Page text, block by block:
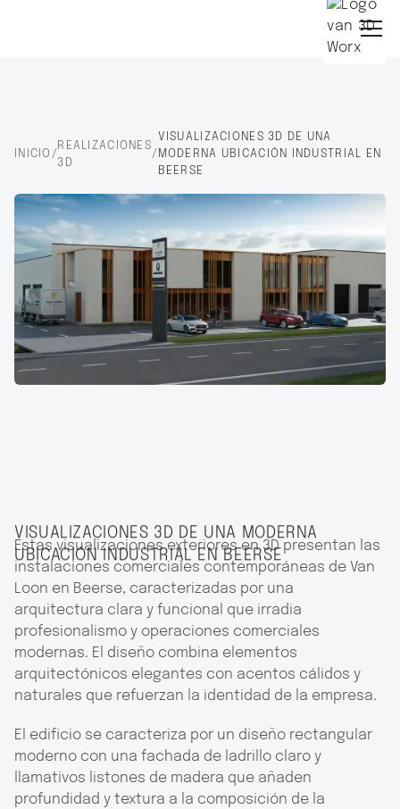
INICIO /
REALIZACIONES
3D
/
VISUALIZACIONES 3D DE UNA
MODERNA UBICACIÓN INDUSTRIAL EN
BEERSE
VISUALIZACIONES 3D DE UNA MODERNA
UBICACIÓN INDUSTRIAL EN BEERSE
Estas visualizaciones exteriores en 3D presentan las
instalaciones comerciales contemporáneas de Van
Loon en Beerse, caracterizadas por una
arquitectura clara y funcional que irradia
profesionalismo y operaciones comerciales
modernas. El diseño combina elementos
arquitectónicos elegantes con acentos cálidos y
naturales que refuerzan la identidad de la empresa.
El edificio se caracteriza por un diseño rectangular
moderno con una fachada de ladrillo claro y
llamativos listones de madera que añaden
profundidad y textura a la composición de la